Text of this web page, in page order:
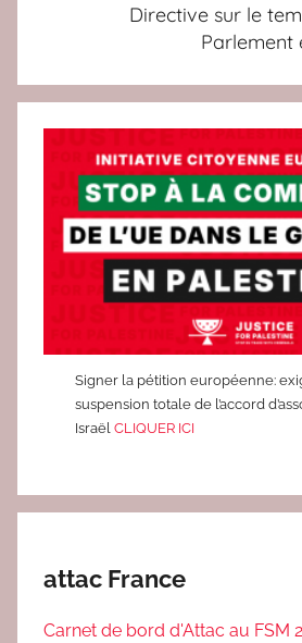
s
Directive sur le
Parlement
Signer la pétition européenne:
suspension totale de l’accord
IsraëlCLIQUER ICI
attac France
Carnet de bord d'Attac au FSM